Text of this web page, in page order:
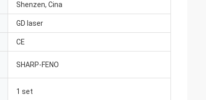
Shenzen, Cina
GD laser
CE
SHARP-FENO
1 set